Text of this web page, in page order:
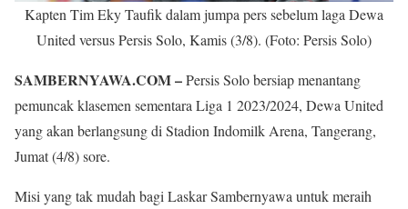
Kapten Tim Eky Taufik dalam jumpa pers sebelum laga Dewa
United versus Persis Solo, Kamis (3/8). (Foto: Persis Solo)
SAMBERNYAWA.COM –Persis Solo bersiap menantang
pemuncak klasemen sementara Liga 1 2023/2024, Dewa United
yang akan berlangsung di Stadion Indomilk Arena, Tangerang,
Jumat (4/8) sore.
Misi yang tak mudah bagi Laskar Sambernyawa untuk meraih